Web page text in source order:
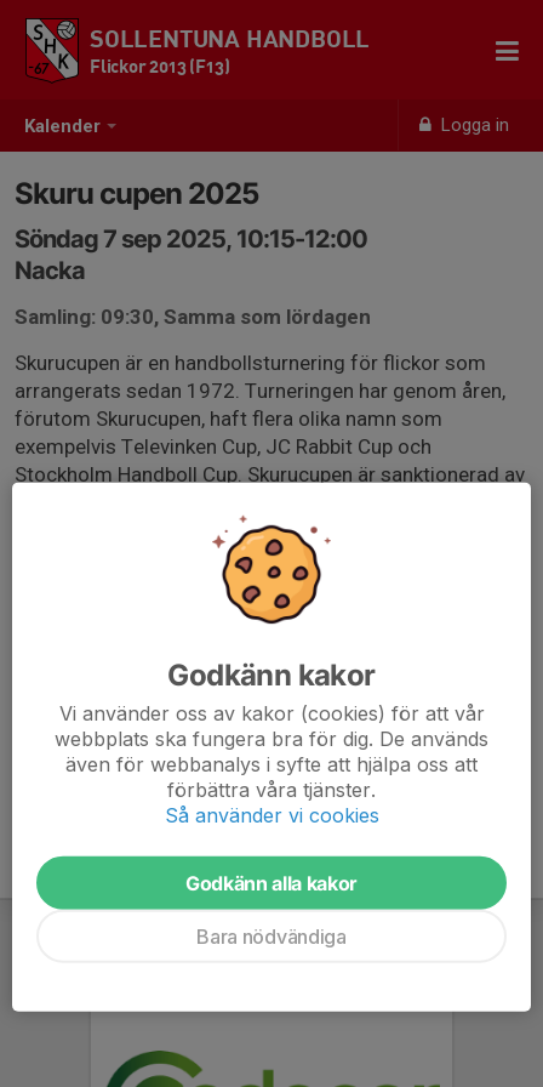
Kalender Logga in
SOLLENTUNA HANDBOLL
Flickor 2013 (F13)
Skuru cupen 2025
Söndag 7 sep 2025, 10:15-12:00
Nacka
Samling: 09:30, Samma som lördagen
Skurucupen är en handbollsturnering för flickor som
arrangerats sedan 1972. Turneringen har genom åren,
förutom Skurucupen, haft flera olika namn som
exempelvis Televinken Cup, JC Rabbit Cup och
Stockholm Handboll Cup. Skurucupen är sanktionerad av
Vår målsättning är att cupen ska vara en av Nordens
största och bästa försäsongsturneringar för flickor.
Cupen ska kännetecknas av att vara välorganiserad och
internationella inslag. Cupen spelas i 10 idrottshallar,
Godkänn kakor
Vi använder oss av kakor (cookies) för att vår
webbplats ska fungera bra för dig. De används
även för webbanalys i syfte att hjälpa oss att
förbättra våra tjänster.
Så använder vi cookies
Godkänn alla kakor
Bara nödvändiga